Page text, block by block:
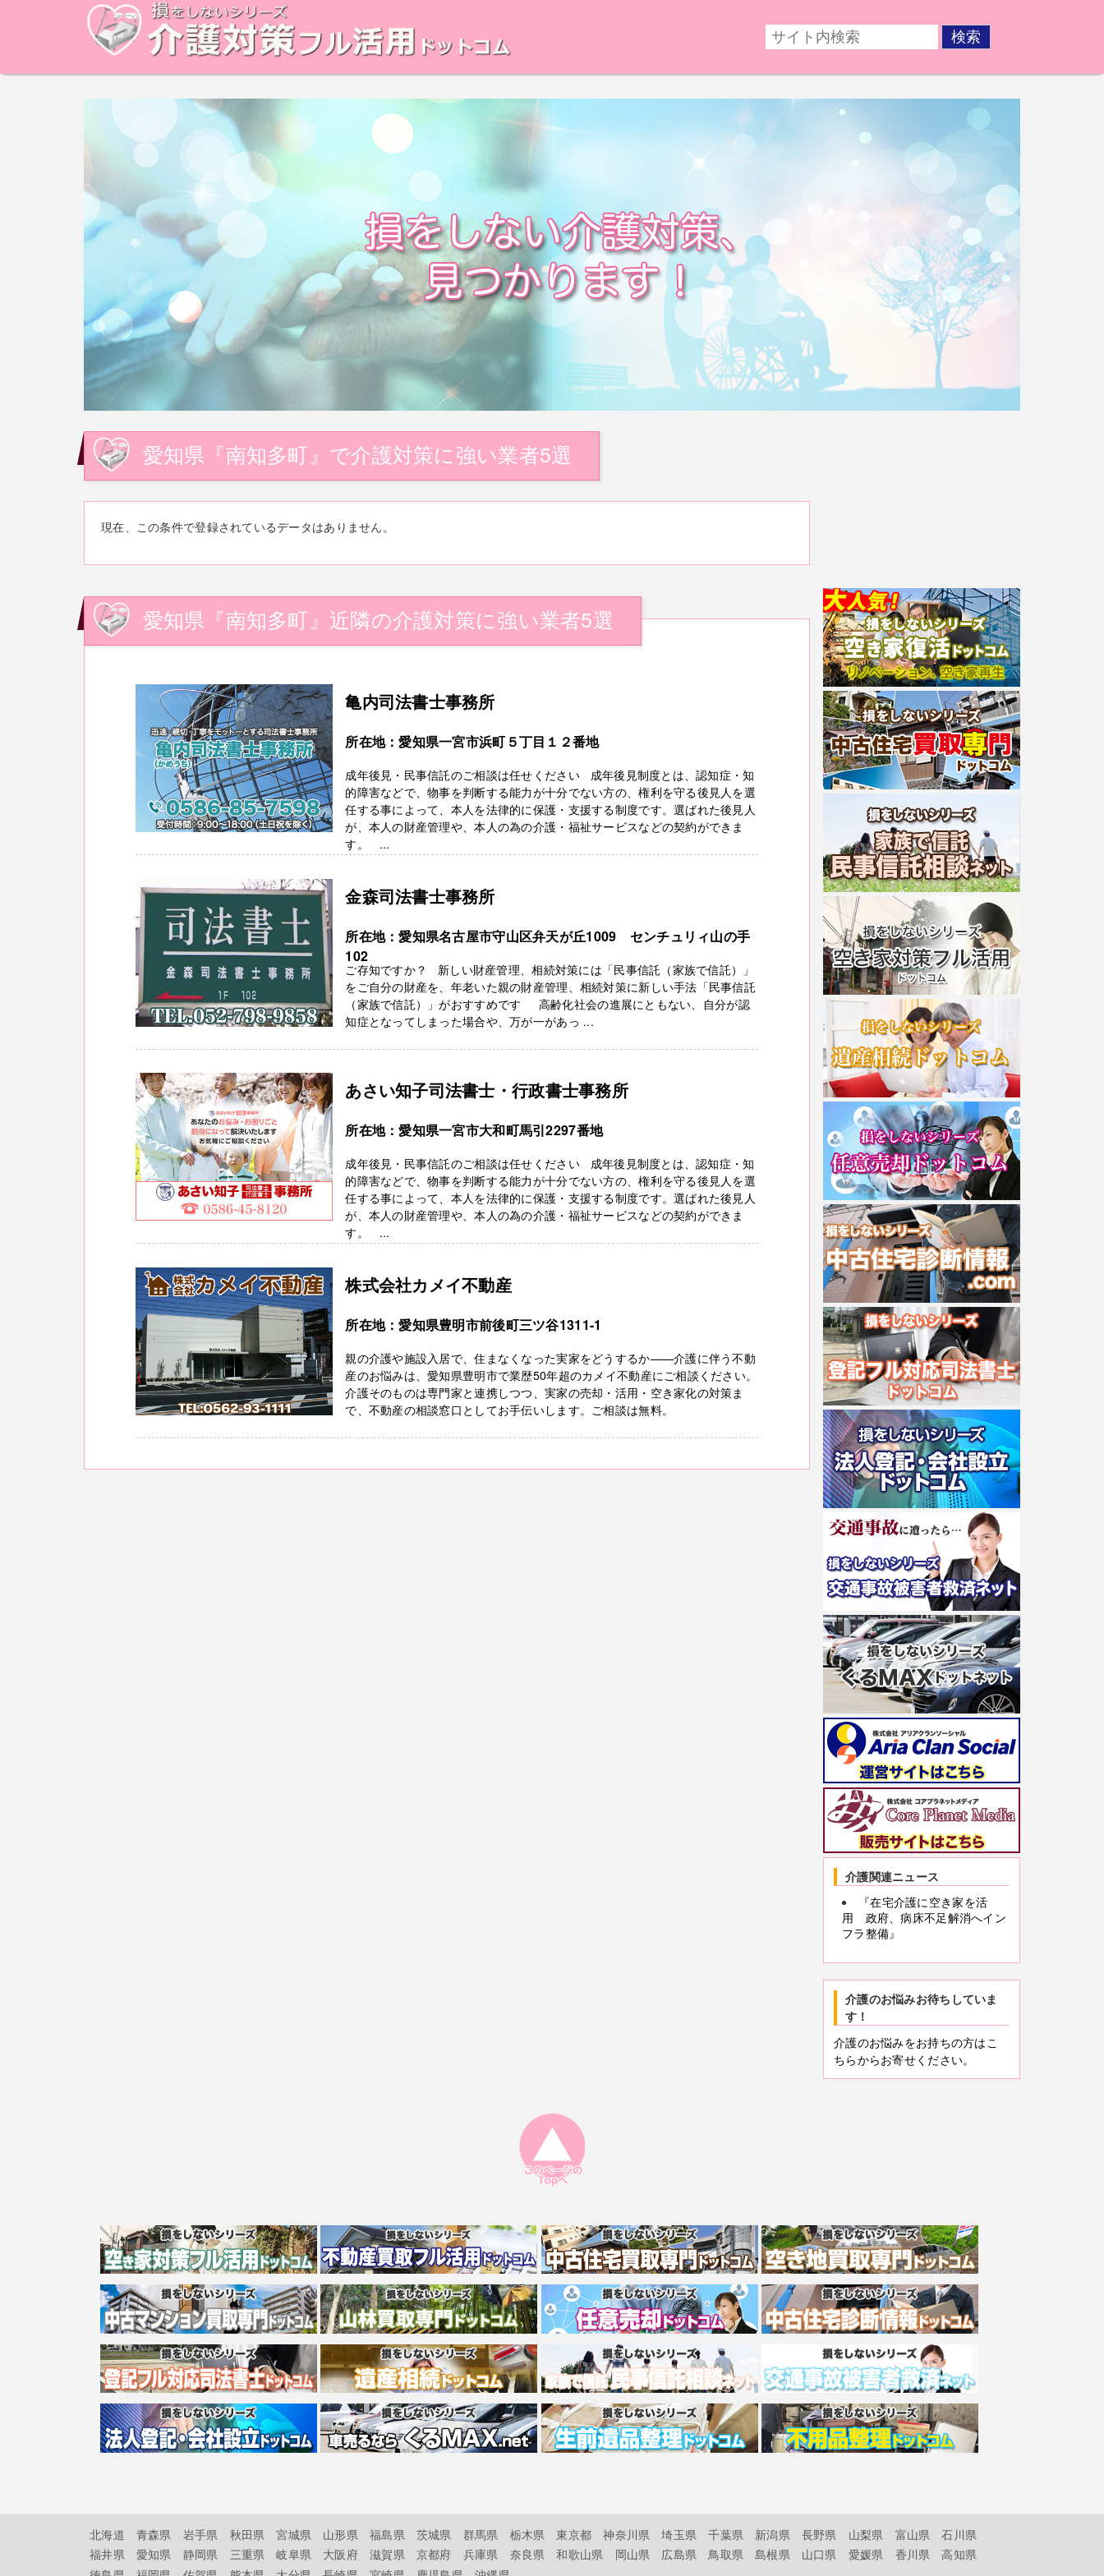
愛知県『南知多町』で介護対策に強い業者5選
現在、この条件で登録されているデータはありません。
愛知県『南知多町』近隣の介護対策に強い業者5選
亀内司法書士事務所
所在地：愛知県一宮市浜町５丁目１２番地
成年後見・民事信託のご相談は任せください 成年後見制度とは、認知症・知
的障害などで、物事を判断する能力が十分でない方の、権利を守る後見人を選
任する事によって、本人を法律的に保護・支援する制度です。選ばれた後見人
が、本人の財産管理や、本人の為の介護・福祉サービスなどの契約ができま
す。 ...
金森司法書士事務所
所在地：愛知県名古屋市守山区弁天が丘1009 センチュリィ山の手
102
ご存知ですか？ 新しい財産管理、相続対策には「民事信託（家族で信託）」
をご自分の財産を、年老いた親の財産管理、相続対策に新しい手法「民事信託
（家族で信託）」がおすすめです 高齢化社会の進展にともない、自分が認
知症となってしまった場合や、万が一があっ ...
あさい知子司法書士・行政書士事務所
所在地：愛知県一宮市大和町馬引2297番地
成年後見・民事信託のご相談は任せください 成年後見制度とは、認知症・知
的障害などで、物事を判断する能力が十分でない方の、権利を守る後見人を選
任する事によって、本人を法律的に保護・支援する制度です。選ばれた後見人
が、本人の財産管理や、本人の為の介護・福祉サービスなどの契約ができま
す。 ...
株式会社カメイ不動産
所在地：愛知県豊明市前後町三ツ谷1311-1
親の介護や施設入居で、住まなくなった実家をどうするか——介護に伴う不動
産のお悩みは、愛知県豊明市で業歴50年超のカメイ不動産にご相談ください。
介護そのものは専門家と連携しつつ、実家の売却・活用・空き家化の対策ま
で、不動産の相談窓口としてお手伝いします。ご相談は無料。
介護関連ニュース
『在宅介護に空き家を活
用 政府、病床不足解消へイン
フラ整備』
介護のお悩みお待ちしていま
す！
介護のお悩みをお持ちの方はこ
ちらからお寄せください。
北海道 青森県 岩手県 秋田県 宮城県 山形県 福島県 茨城県 群馬県 栃木県 東京都 神奈川県 埼玉県 千葉県 新潟県 長野県 山梨県 富山県
石川県
福井県
愛知県 静岡県 三重県 岐阜県 大阪府 滋賀県 京都府 兵庫県 奈良県 和歌山県 岡山県 広島県 鳥取県 島根県 山口県 愛媛県 香川県
高知県